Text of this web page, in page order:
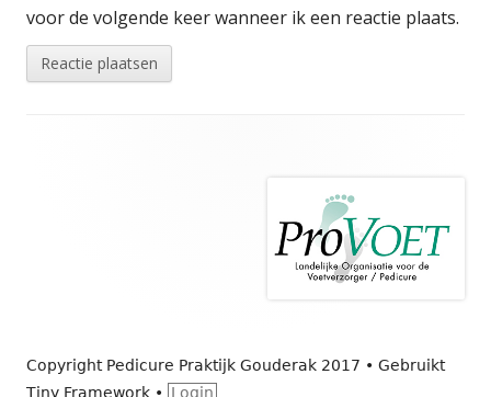
voor de volgende keer wanneer ik een reactie plaats.
Copyright Pedicure Praktijk Gouderak 2017 • Gebruikt
Tiny Framework • Login